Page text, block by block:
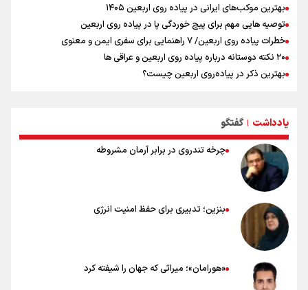
بهترین موکب‌های ایرانی در پیاده روی اربعین ۱۴۰۵
توصیه هایی مهم برای پیچ خوردگی پا در پیاده روی اربعین
خطرات پیاده روی اربعین/ ۷ راهنمایی برای سفری ایمن و معنوی
۲۰ نکته دوستانه درباره پیاده روی اربعین و عراقی ها
بهترین ذکر در پیاده‌روی اربعین چیست؟
نکاتی مهم برای حفظ سلامت در پیاده روی اربعین
یادداشت | گفتگو
چرخه تندروی در برابر آرمان مشروطه
بنزین؛ تدبیری برای حفظ امنیت انرژی
«هورامان»؛ میراثی که جهان را شیفته کرد